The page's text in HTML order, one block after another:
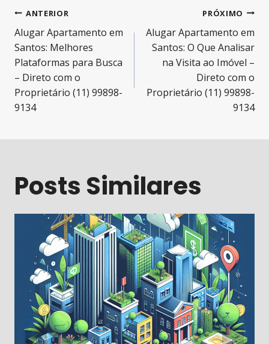
Navegação
de
Post
ANTERIOR
Alugar Apartamento em
Santos: Melhores
Plataformas para Busca
– Direto com o
Proprietário (11) 99898-
9134
PRÓXIMO
Alugar Apartamento em
Santos: O Que Analisar
na Visita ao Imóvel –
Direto com o
Proprietário (11) 99898-
9134
Posts Similares